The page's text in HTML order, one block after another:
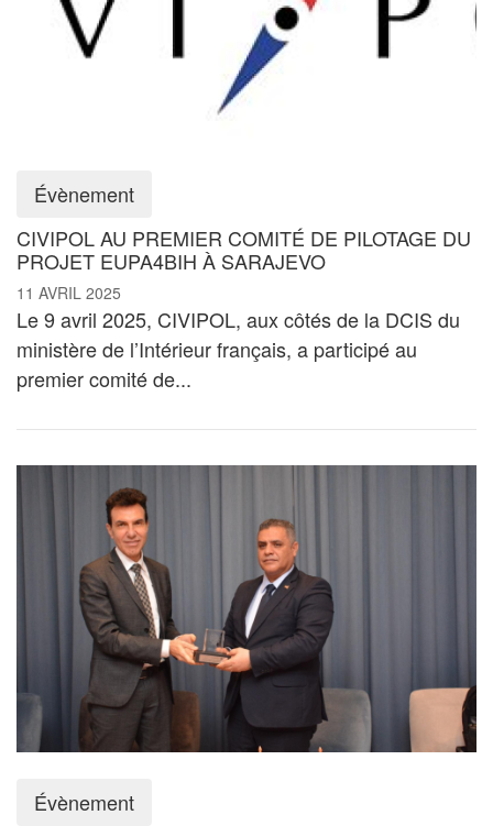
Évènement
CIVIPOL AU PREMIER COMITÉ DE PILOTAGE DU
PROJET EUPA4BIH À SARAJEVO
11 AVRIL 2025
Le 9 avril 2025, CIVIPOL, aux côtés de la DCIS du
ministère de l’Intérieur français, a participé au
premier comité de...
Évènement